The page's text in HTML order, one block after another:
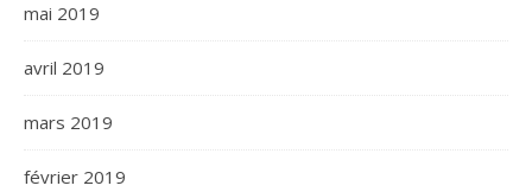
mai 2019
avril 2019
mars 2019
février 2019